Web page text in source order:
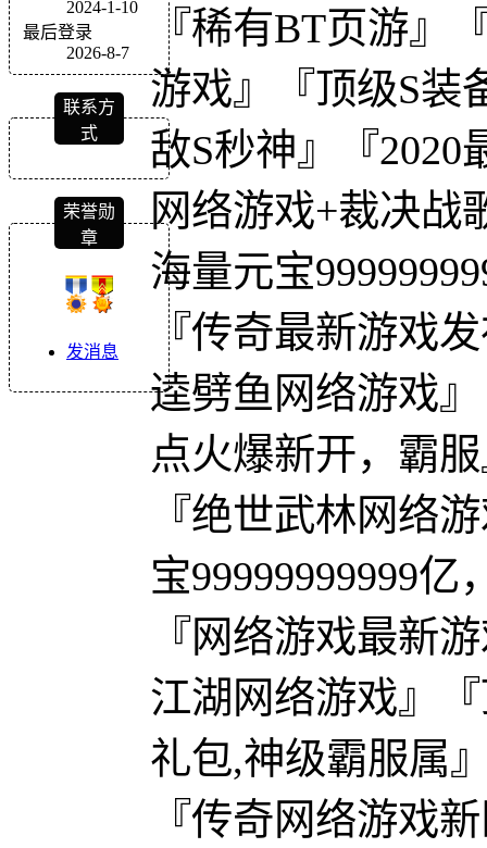
2024-1-10
最后登录
2026-8-7
联系方
式
荣誉勋
章
发消息
『稀有BT页游』
游戏』『顶级S装
敌S秒神』『
网络游戏+裁决战
海量元宝
『传奇最新游戏
逵劈鱼网络游戏
点火爆新开，霸
『绝世武林网络
宝99999999999
『网络游戏最新
江湖网络游戏』
礼包,神级霸服属
『传奇网络游戏